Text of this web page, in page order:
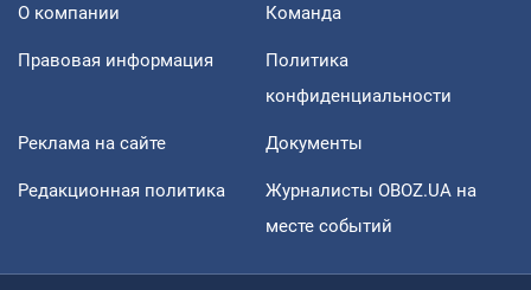
О компании Команда
Правовая информация
Политика
конфиденциальности
Реклама на сайте Документы
Редакционная политика
Журналисты OBOZ.UA на
месте событий